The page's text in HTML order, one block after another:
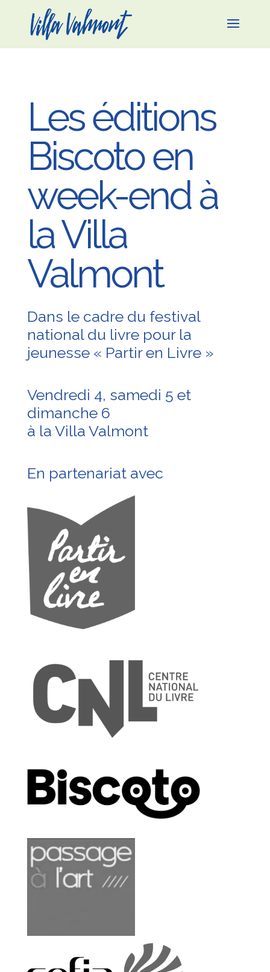
Les éditions
Biscoto en
week-end à
la Villa
Valmont
Dans le cadre du festival
national du livre pour la
jeunesse « Partir en Livre »
Vendredi 4, samedi 5 et
dimanche 6
à la Villa Valmont
En partenariat avec